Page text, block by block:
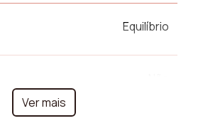
Equilíbrio
Ver mais